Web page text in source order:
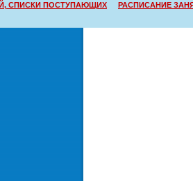
СПИСКИ ПОСТУПАЮЩИХ
РАСПИСАНИЕ